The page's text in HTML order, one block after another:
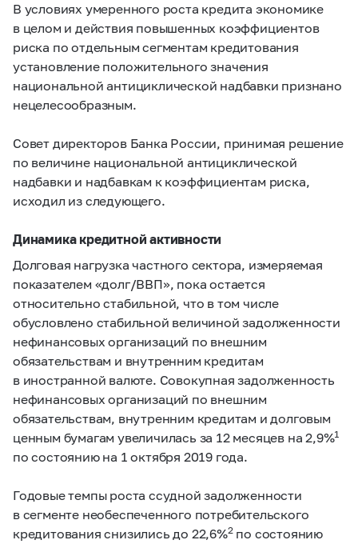
В условиях умеренного роста кредита экономике
в целом и действия повышенных коэффициентов
риска по отдельным сегментам кредитования
установление положительного значения
национальной антициклической надбавки признано
нецелесообразным.
Совет директоров Банка России, принимая решение
по величине национальной антициклической
надбавки и надбавкам к коэффициентам риска,
исходил из следующего.
Динамика кредитной активности
Долговая нагрузка частного сектора, измеряемая
показателем «долг/ВВП», пока остается
относительно стабильной, что в том числе
обусловлено стабильной величиной задолженности
нефинансовых организаций по внешним
обязательствам и внутренним кредитам
в иностранной валюте. Совокупная задолженность
нефинансовых организаций по внешним
обязательствам, внутренним кредитам и долговым
ценным бумагам увеличилась за 12 месяцев на 2,9%1
по состоянию на 1 октября 2019 года.
Годовые темпы роста ссудной задолженности
в сегменте необеспеченного потребительского
кредитования снизились до 22,6%2по состоянию